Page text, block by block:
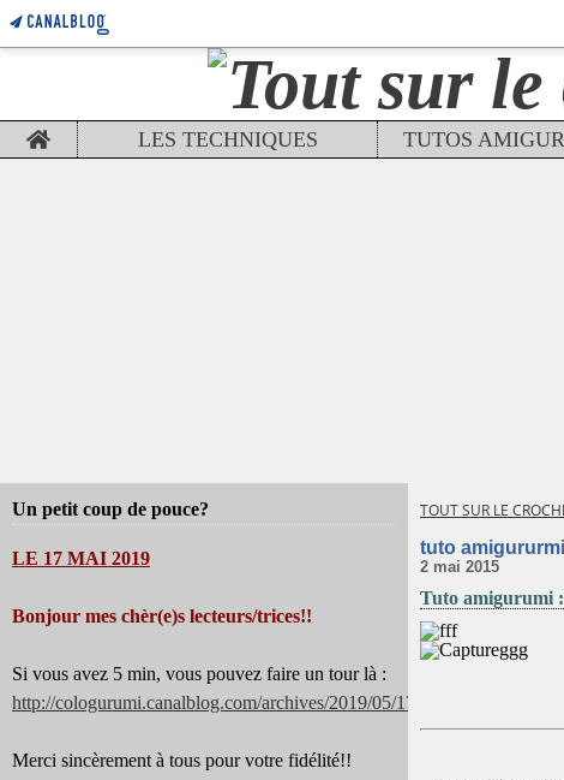
Home LES TECHNIQUES
Un petit coup de pouce?
LE 17 MAI 2019
Bonjour mes chèr(e)s lecteurs/trices!!
Si vous avez 5 min, vous pouvez faire un tour là :
http://cologurumi.canalblog.com/archives/2019/05/17/37344180.html
Merci sincèrement à tous pour votre fidélité!!
TOUT SUR LE
tuto
2 mai 2015
Tuto amigurumi